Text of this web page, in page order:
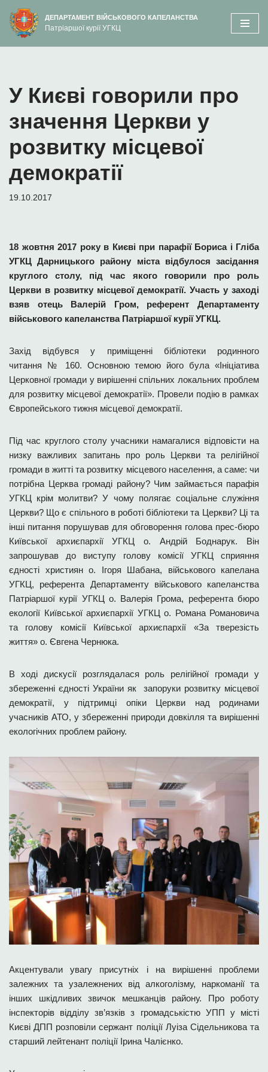
вмісту
Перейти
до
ДЕПАРТАМЕНТ ВІЙСЬКОВОГО КАПЕЛАНСТВА
Патріаршої курії УГКЦ
У Києві говорили про
значення Церкви у
розвитку місцевої
демократії
19.10.2017
18 жовтня 2017 року в Києві при парафії Бориса і Гліба
УГКЦ Дарницького району міста відбулося засідання
круглого столу, під час якого говорили про роль
Церкви в розвитку місцевої демократії. Участь у заході
взяв отець Валерій Гром, референт Департаменту
військового капеланства Патріаршої курії УГКЦ.
Захід відбувся у приміщенні бібліотеки родинного
читання № 160. Основною темою його була «Ініціатива
Церковної громади у вирішенні спільних локальних проблем
для розвитку місцевої демократії». Провели подію в рамках
Європейського тижня місцевої демократії.
Під час круглого столу учасники намагалися відповісти на
низку важливих запитань про роль Церкви та релігійної
громади в житті та розвитку місцевого населення, а саме: чи
потрібна Церква громаді району? Чим займається парафія
УГКЦ крім молитви? У чому полягає соціальне служіння
Церкви? Що є спільного в роботі бібліотеки та Церкви? Ці та
інші питання порушував для обговорення голова прес-бюро
Київської архиєпархії УГКЦ о. Андрій Боднарук. Він
запрошував до виступу голову комісії УГКЦ сприяння
єдності християн о. Ігоря Шабана, військового капелана
УГКЦ, референта Департаменту військового капеланства
Патріаршої курії УГКЦ о. Валерія Грома, референта бюро
екології Київської архиєпархії УГКЦ о. Романа Романовича
та голову комісії Київської архиєпархії «За тверезість
життя» о. Євгена Чернюка.
В ході дискусії розглядалася роль релігійної громади у
збереженні єдності України як запоруки розвитку місцевої
демократії, у підтримці опіки Церкви над родинами
учасників АТО, у збереженні природи довкілля та вирішенні
екологічних проблем району.
Акцентували увагу присутніх і на вирішенні проблеми
залежних та узалежнених від алкоголізму, наркоманії та
інших шкідливих звичок мешканців району. Про роботу
інспекторів відділу зв’язків з громадськістю УПП у місті
Києві ДПП розповіли сержант поліції Луіза Сідельникова та
старший лейтенант поліції Ірина Чалієнко.